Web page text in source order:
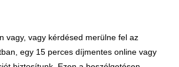
vagy, vagy kérdésed merülne fel az
egy 15 perces díjmentes online vagy